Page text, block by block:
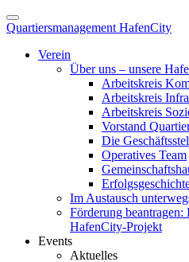
Quartiersmanagement HafenCity
Verein
Über uns – unsere
Arbeitskreis
Arbeitskreis
Arbeitskreis
Vorstand
Die
Operatives Team
Im Austausch
Förderung
HafenCity-Projekt
Events
Aktuelles